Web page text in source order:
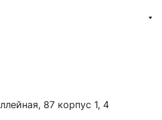
87 корпус 1, 4